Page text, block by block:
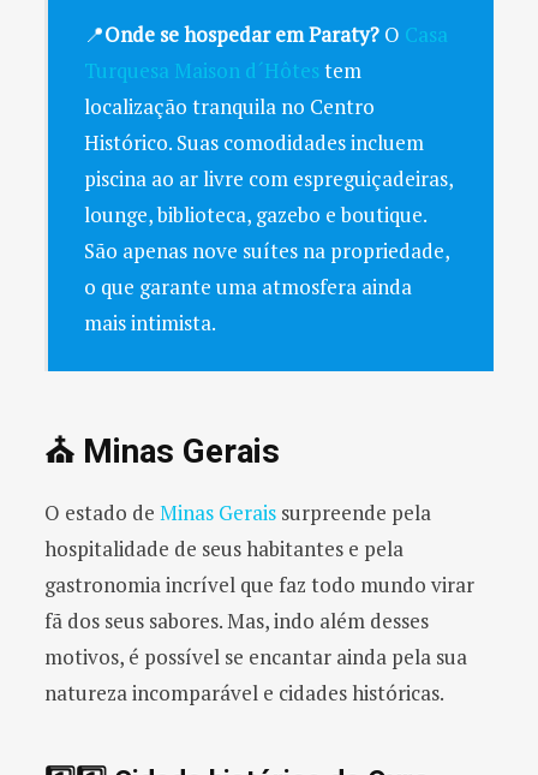
📍Onde se hospedar em Paraty? O Casa
Turquesa Maison d´Hôtestem
localização tranquila no Centro
Histórico. Suas comodidades incluem
piscina ao ar livre com espreguiçadeiras,
lounge, biblioteca, gazebo e boutique.
São apenas nove suítes na propriedade,
o que garante uma atmosfera ainda
mais intimista.
⛪️ Minas Gerais
O estado de Minas Gerais surpreende pela
hospitalidade de seus habitantes e pela
gastronomia incrível que faz todo mundo virar
fã dos seus sabores. Mas, indo além desses
motivos, é possível se encantar ainda pela sua
natureza incomparável e cidades históricas.